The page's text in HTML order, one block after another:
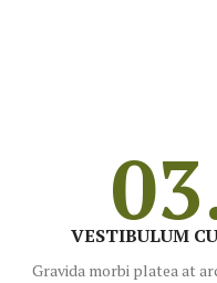
VESTIBULUM
Gravida morbi platea at